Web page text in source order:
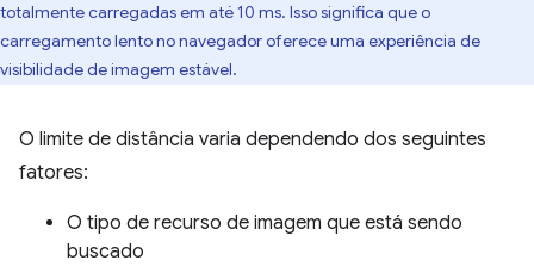
totalmente carregadas em até 10 ms. Isso significa que o
carregamento lento no navegador oferece uma experiência de
visibilidade de imagem estável.
O limite de distância varia dependendo dos seguintes
fatores:
O tipo de recurso de imagem que está sendo
buscado